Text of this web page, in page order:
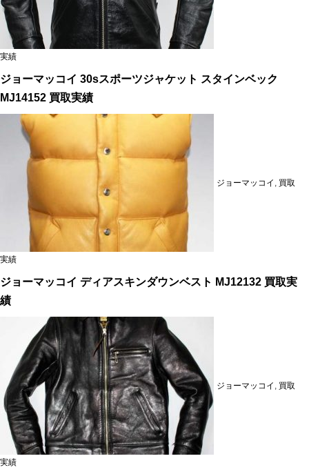
実績
ジョーマッコイ 30sスポーツジャケット スタインベック
MJ14152 買取実績
ジョーマッコイ 買取
実績
ジョーマッコイ ディアスキンダウンベスト MJ12132 買取実
績
ジョーマッコイ 買取
実績